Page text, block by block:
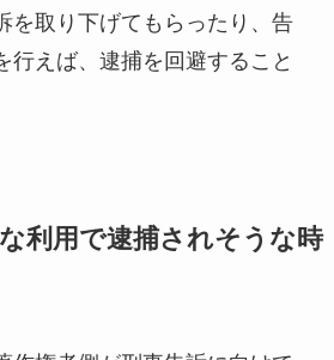
を取り下げてもらったり、告
行えば、逮捕を回避すること
利用で逮捕されそうな時